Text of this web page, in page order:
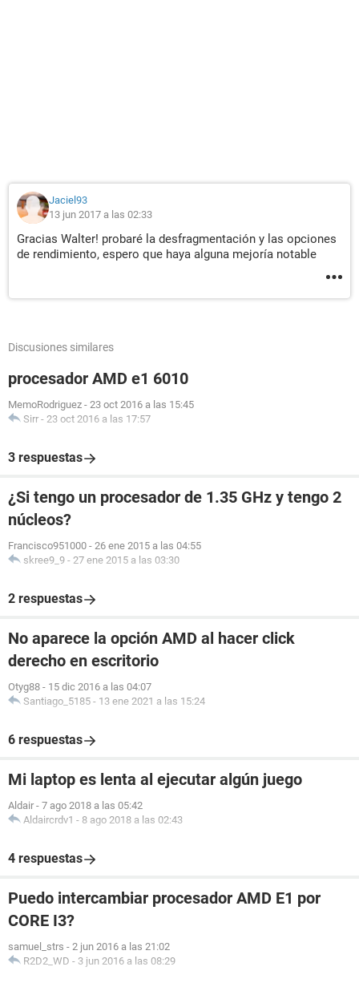
Jaciel93
13 jun 2017 a las 02:33
Gracias Walter! probaré la desfragmentación y las opciones
de rendimiento, espero que haya alguna mejoría notable
Discusiones similares
procesador AMD e1 6010
MemoRodriguez - 23 oct 2016 a las 15:45
Sirr - 23 oct 2016 a las 17:57
3 respuestas
¿Si tengo un procesador de 1.35 GHz y tengo 2
núcleos?
Francisco951000 - 26 ene 2015 a las 04:55
skree9_9 - 27 ene 2015 a las 03:30
2 respuestas
No aparece la opción AMD al hacer click
derecho en escritorio
Otyg88 - 15 dic 2016 a las 04:07
Santiago_5185 - 13 ene 2021 a las 15:24
6 respuestas
Mi laptop es lenta al ejecutar algún juego
Aldair - 7 ago 2018 a las 05:42
Aldaircrdv1 - 8 ago 2018 a las 02:43
4 respuestas
Puedo intercambiar procesador AMD E1 por
CORE I3?
samuel_strs - 2 jun 2016 a las 21:02
R2D2_WD - 3 jun 2016 a las 08:29